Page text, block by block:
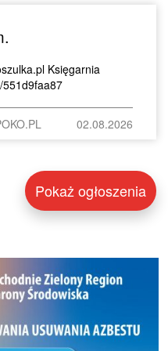
Księgarnia
02.08.2026
Pokaż ogłoszenia